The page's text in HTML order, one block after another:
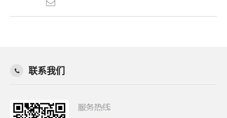
联系我们